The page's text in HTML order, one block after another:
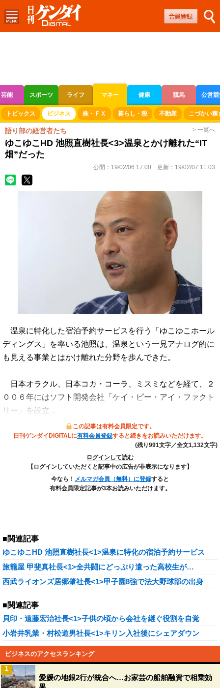
芸能 スポーツ ライフ マネー 健康 競馬 公営
ボートレース 競輪 オートレース
トピックス ビジネス 株・ＦＸ 暮らし・税 不動産 こづかい稼
語り部の経営者たち > 一覧へ
ゆこゆこHD 池照直樹社長<3>温泉とかけ離れた“IT
畑”だった
公開： 19/02/06 17:00 更新： 19/02/07 11:03
温泉に特化した宿泊予約サービスを行う「ゆこゆこホール
ディングス」を率いる池照は、温泉という一見アナログ的に
も見える事業とはかけ離れた分野を歩んできた。
日本オラクル、日本コカ・コーラ、ミスミなどを経て、２
００６年にはソフト開発会社「ケイ・ピー・アイ・ファクト
リー」を設立…
この記事は有料会員限定です。
日刊ゲンダイDIGITALに有料会員登録すると続きをお読みいただけます。
(残り991文字／全文1,132文字)
ログインして読む
【ログインしていただくと記事中の広告が非表示になります】
今なら！ メルマガ会員（無料）に登録すると
有料会員限定記事が3本お読みいただけます。
■関連記事
ゆこゆこHD 池照直樹社長<1>温泉に特化の宿泊予約サービス
旅籠屋 甲斐真社長<1>全共闘にどっぷり遣った高校生が…
西武ライオンズ居郷肇社長<1>甲子園8強で法大野球部の出身
■関連記事
貝印・遠藤宏治社長<1>子供の頃から会社を継ぐ役割を自覚
小岩井乳業・村松道男社長<1>キリン入社後にシェアダウン
ビジネスのアクセスランキング
愛媛の地銀2行が統合へ…お家芸の船舶融資で相乗効
1